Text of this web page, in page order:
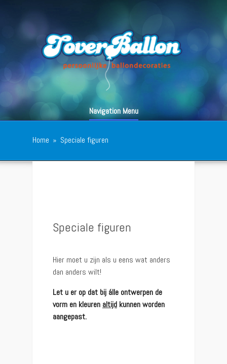
Navigation Menu
Home » Speciale figuren
Speciale figuren
Hier moet u zijn als u eens wat anders
dan anders wilt!
Let u er op dat bij álle ontwerpen de
vorm en kleuren altijd kunnen worden
aangepast.